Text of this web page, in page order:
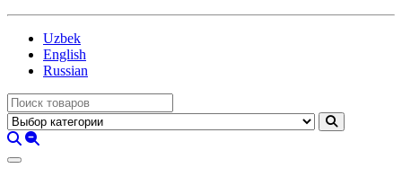
Uzbek
English
Russian